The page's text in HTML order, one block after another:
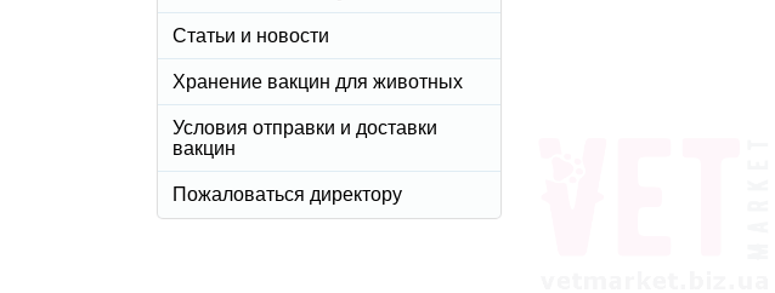
Статьи и новости
Хранение вакцин для животных
Условия отправки и доставки
вакцин
Пожаловаться директору